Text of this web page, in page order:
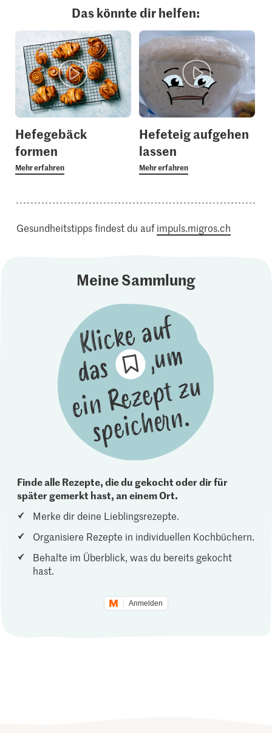
Das könnte dir helfen:
Hefegebäck
formen
Mehr erfahren
Hefeteig aufgehen
lassen
Mehr erfahren
Gesundheitstipps findest du aufimpuls.migros.ch
Meine Sammlung
Finde alle Rezepte, die du gekocht oder dir für
später gemerkt hast, an einem Ort.
Merke dir deine Lieblingsrezepte.
Organisiere Rezepte in individuellen Kochbüchern.
Behalte im Überblick, was du bereits gekocht
hast.
Anmelden